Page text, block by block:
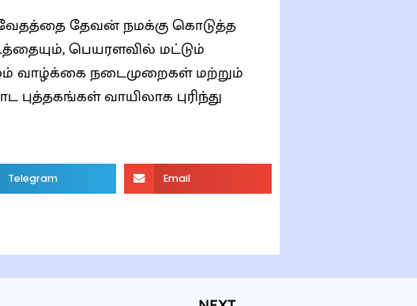
தேவன் நமக்கு கொடுத்த
பெயரளவில் மட்டும்
வாழ்க்கை நடைமுறைகள் மற்றும்
வாயிலாக புரிந்து
Telegram Email